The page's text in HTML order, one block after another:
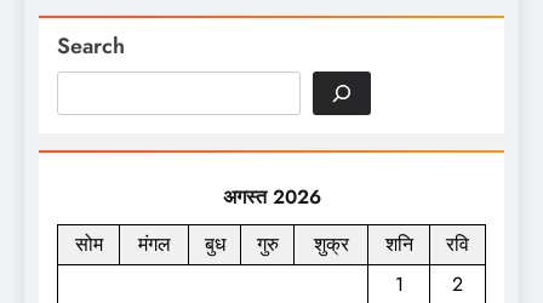
Search
अगस्त 2026
सोम
मंगल बुध गुरु शुक्र शनि
रवि
1
2